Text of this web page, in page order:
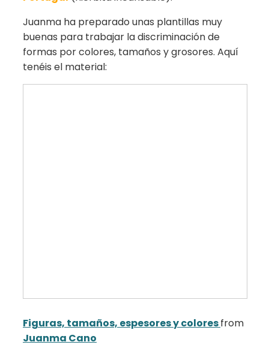
Juanma ha preparado unas plantillas muy
buenas para trabajar la discriminación de
formas por colores, tamaños y grosores. Aquí
tenéis el material:
Figuras, tamaños, espesores y coloresfrom
Juanma Cano